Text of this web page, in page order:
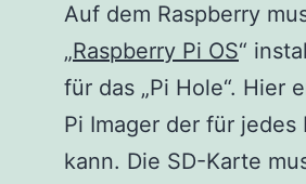
Auf dem Raspberry
„Raspberry Pi OS“
für das „Pi Hole“. Hier
Pi Imager der für
kann. Die SD-Karte